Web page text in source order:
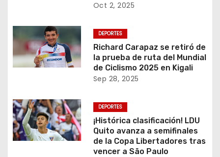
Oct 2, 2025
DEPORTES
Richard Carapaz se retiró de
la prueba de ruta del Mundial
de Ciclismo 2025 en Kigali
Sep 28, 2025
DEPORTES
¡Histórica clasificación! LDU
Quito avanza a semifinales
de la Copa Libertadores tras
vencer a São Paulo